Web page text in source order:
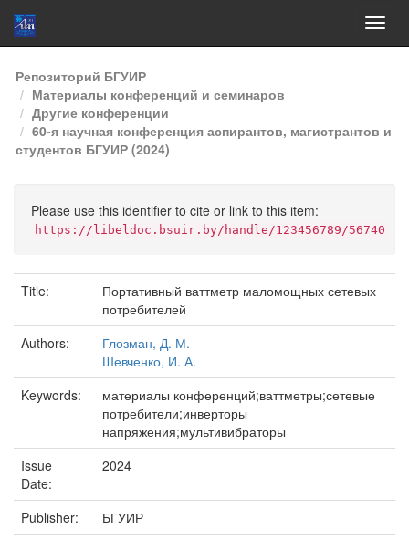
Skip
navigation
Репозиторий БГУИР
Материалы конференций и семинаров
Другие конференции
60-я научная конференция аспирантов, магистрантов и
студентов БГУИР (2024)
Please use this identifier to cite or link to this item:
https://libeldoc.bsuir.by/handle/123456789/56740
Title:
Портативный ваттметр маломощных сетевых
потребителей
Authors:
Глозман, Д. М.
Шевченко, И. А.
Keywords:
материалы конференций;ваттметры;сетевые
потребители;инверторы
напряжения;мультивибраторы
Issue
Date:
2024
Publisher:
БГУИР